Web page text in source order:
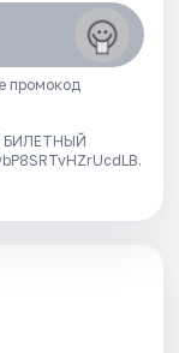
промокод
БИЛЕТНЫЙ